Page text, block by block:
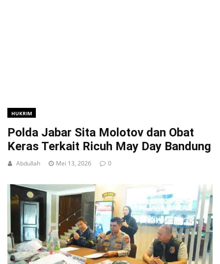
HUKRIM
Polda Jabar Sita Molotov dan Obat
Keras Terkait Ricuh May Day Bandung
Abdullah Mei 13, 2026 0